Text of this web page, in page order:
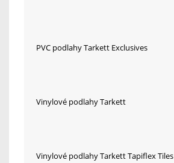
PVC podlahy Tarkett Exclusives
Vinylové podlahy Tarkett
Vinylové podlahy Tarkett Tapiflex Tiles